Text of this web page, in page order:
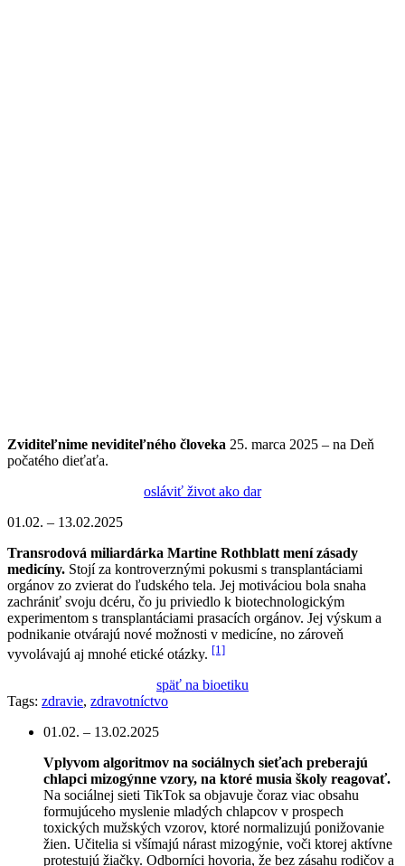
Zviditeľnime neviditeľného človeka 25. marca 2025 – na Deň
počatého dieťaťa.
osláviť život ako dar
01.02. – 13.02.2025
Transrodová miliardárka Martine Rothblatt mení zásady
medicíny. Stojí za kontroverznými pokusmi s transplantáciami
orgánov zo zvierat do ľudského tela. Jej motiváciou bola snaha
zachrániť svoju dcéru, čo ju priviedlo k biotechnologickým
experimentom s transplantáciami prasacích orgánov. Jej výskum a
podnikanie otvárajú nové možnosti v medicíne, no zároveň
vyvolávajú aj mnohé etické otázky. [1]
späť na bioetiku
Tags: zdravie, zdravotníctvo
01.02. – 13.02.2025
Vplyvom algoritmov na sociálnych sieťach preberajú
chlapci mizogýnne vzory, na ktoré musia školy reagovať.
Na sociálnej sieti TikTok sa objavuje čoraz viac obsahu
formujúceho myslenie mladých chlapcov v prospech
toxických mužských vzorov, ktoré normalizujú ponižovanie
žien. Učitelia si všímajú nárast mizogýnie, voči ktorej aktívne
protestujú žiačky. Odborníci hovoria, že bez zásahu rodičov a